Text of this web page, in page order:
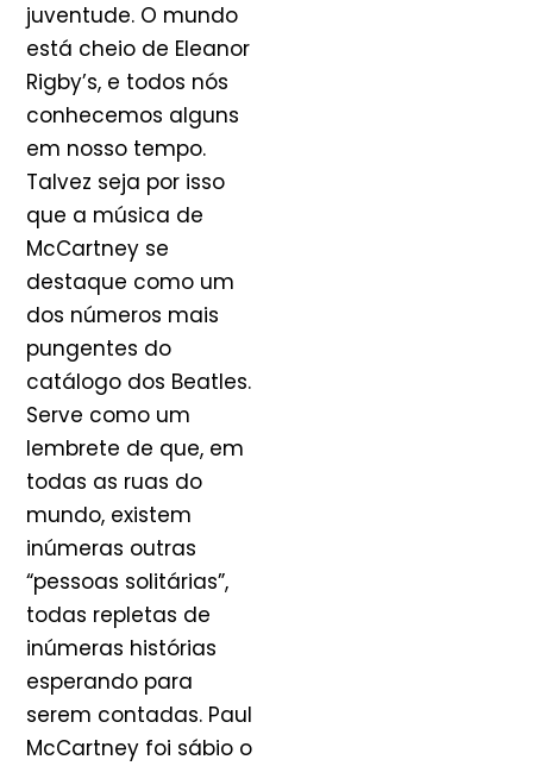
juventude. O mundo
está cheio de Eleanor
Rigby’s, e todos nós
conhecemos alguns
em nosso tempo.
Talvez seja por isso
que a música de
McCartney se
destaque como um
dos números mais
pungentes do
catálogo dos Beatles.
Serve como um
lembrete de que, em
todas as ruas do
mundo, existem
inúmeras outras
“pessoas solitárias”,
todas repletas de
inúmeras histórias
esperando para
serem contadas. Paul
McCartney foi sábio o